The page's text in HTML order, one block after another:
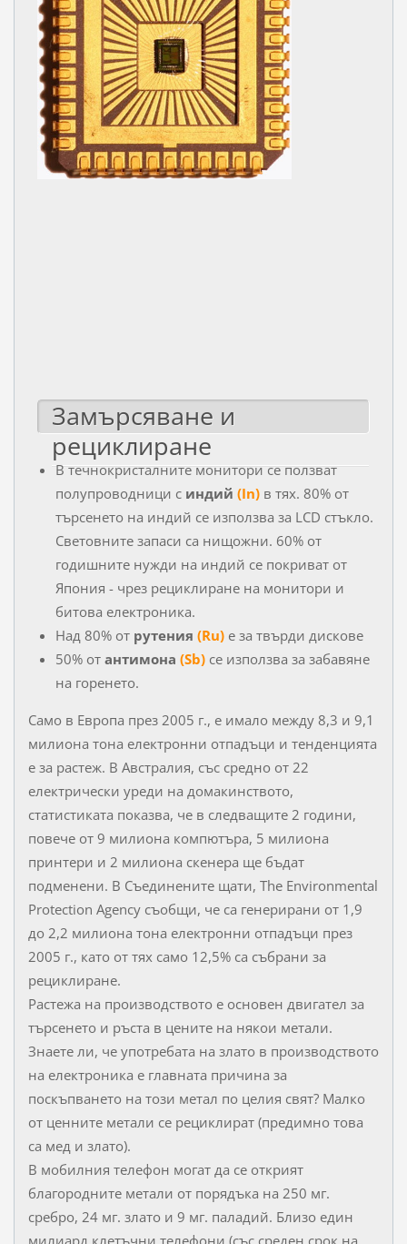
Замърсяване и
рециклиране
В течнокристалните монитори се ползват
полупроводници с индий (In) в тях. 80% от
търсенето на индий се използва за LCD стъкло.
Световните запаси са нищожни. 60% от
годишните нужди на индий се покриват от
Япония - чрез рециклиране на монитори и
битова електроника.
Над 80% от рутения (Ru) е за твърди дискове
50% от антимона (Sb) се използва за забавяне
на горенето.
Само в Европа през 2005 г., е имало между 8,3 и 9,1
милиона тона електронни отпадъци и тенденцията
е за растеж. В Австралия, със средно от 22
електрически уреди на домакинството,
статистиката показва, че в следващите 2 години,
повече от 9 милиона компютъра, 5 милиона
принтери и 2 милиона скенера ще бъдат
подменени. В Съединените щати, The Environmental
Protection Agency съобщи, че са генерирани от 1,9
до 2,2 милиона тона електронни отпадъци през
2005 г., като от тях само 12,5% са събрани за
рециклиране.
Растежа на производството е основен двигател за
търсенето и ръста в цените на някои метали.
Знаете ли, че употребата на злато в производството
на електроника е главната причина за
поскъпването на този метал по целия свят? Малко
от ценните метали се рециклират (предимно това
са мед и злато).
В мобилния телефон могат да се открият
благородните метали от порядъка на 250 мг.
сребро, 24 мг. злато и 9 мг. паладий. Близо един
милиард клетъчни телефони (със среден срок на